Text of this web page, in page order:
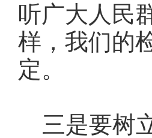
听广大人民
样，我们的
定。
三是要树